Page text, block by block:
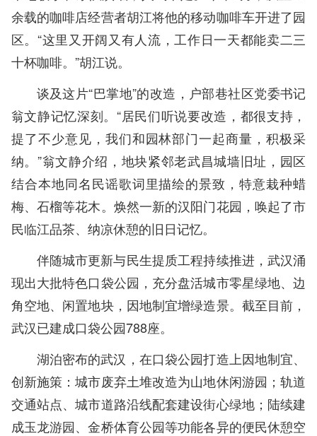
余载的咖啡店经营者胡江将他的移动咖啡车开进了园
区。“这里又开阔又有人流，工作日一天都能卖二三
十杯咖啡。”胡江说。
谈及这片“巴掌地”的改造，户部巷社区党委书记
翁文静记忆深刻。“居民们听说要改造，都很支持，
提了不少意见，我们和园林部门一起商量，积极采
纳。”翁文静介绍，地块紧邻老武昌城墙旧址，园区
结合本地同名民谣歌词里描绘的景致，特意栽种蜡
梅、石榴等花木。焕然一新的汉阳门花园，唤起了市
民临江品茶、纳凉休憩的旧日记忆。
伴随城市更新与民生提质工程持续推进，武汉涌
现出大批特色口袋公园，充分盘活城市零星绿地、边
角空地、闲置地块，因地制宜增绿造景。截至目前，
武汉已建成口袋公园788座。
湖泊密布的武汉，在口袋公园打造上因地制宜、
创新施策：城市废弃土堆改造为山地休闲游园；轨道
交通站点、城市道路沿线配套建设街心绿地；陆续建
成玉龙游园、金桥体育公园等功能各异的便民休憩空